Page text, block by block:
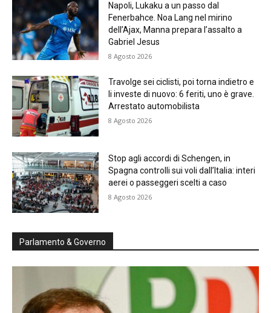
Napoli, Lukaku a un passo dal
Fenerbahce. Noa Lang nel mirino
dell’Ajax, Manna prepara l’assalto a
Gabriel Jesus
8 Agosto 2026
Travolge sei ciclisti, poi torna indietro e
li investe di nuovo: 6 feriti, uno è grave.
Arrestato automobilista
8 Agosto 2026
Stop agli accordi di Schengen, in
Spagna controlli sui voli dall’Italia: interi
aerei o passeggeri scelti a caso
8 Agosto 2026
Parlamento & Governo